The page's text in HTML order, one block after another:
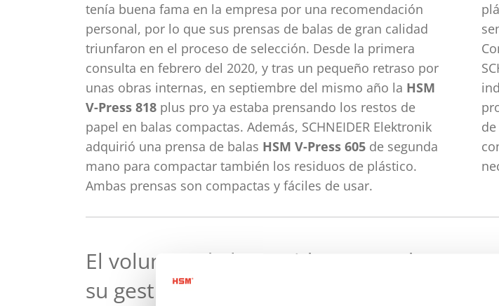
tenía buena fama en la empresa por una recomendación
personal, por lo que sus prensas de balas de gran calidad
triunfaron en el proceso de selección. Desde la primera
consulta en febrero del 2020, y tras un pequeño retraso por
unas obras internas, en septiembre del mismo año la HSM
V-Press 818 plus pro ya estaba prensando los restos de
papel en balas compactas. Además, SCHNEIDER Elektronik
adquirió una prensa de balas HSM V-Press 605 de segunda
mano para compactar también los residuos de plástico.
Ambas prensas son compactas y fáciles de usar.
El volumen de los residuos se reduce para
su gestión sea más económica